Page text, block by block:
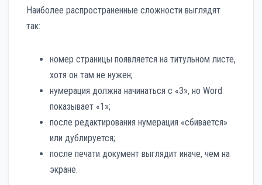
Наиболее распространенные сложности выглядят
так:
номер страницы появляется на титульном листе,
хотя он там не нужен;
нумерация должна начинаться с «3», но Word
показывает «1»;
после редактирования нумерация «сбивается»
или дублируется;
после печати документ выглядит иначе, чем на
экране.